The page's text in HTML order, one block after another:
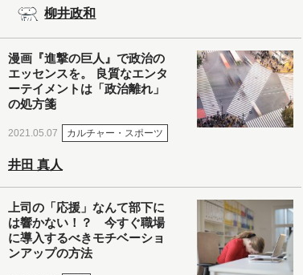
柳井政和
漫画『進撃の巨人』で政治の
エッセンスを。 良質なエンタ
ーテイメントは「政治離れ」
の処方箋
2021.05.07 カルチャー・スポーツ
井田 真人
上司の「応援」なんて部下に
は響かない！？ 今すぐ職場
に導入するべきモチベーショ
ンアップの方法